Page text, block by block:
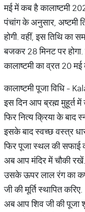
मई में कब है कालाष्टमी
पंचांग के अनुसार, अष्टमी
होगी. वहीं, इस तिथि का
बजकर 28 मिनट पर होगा.
कालाष्टमी का व्रत 20 मई
कालाष्टमी पूजा विधि -
इस दिन आप ब्रह्म मुहूर्त में
फिर नित्य क्रिया के बाद
इसके बाद स्वच्छ वस्त्र
फिर पूजा स्थल की सफाई
अब आप मंदिर में चौकी रखें.
उसके ऊपर लाल रंग का
जी की मूर्ति स्थापित करिए.
अब आप शिव जी की पूजा